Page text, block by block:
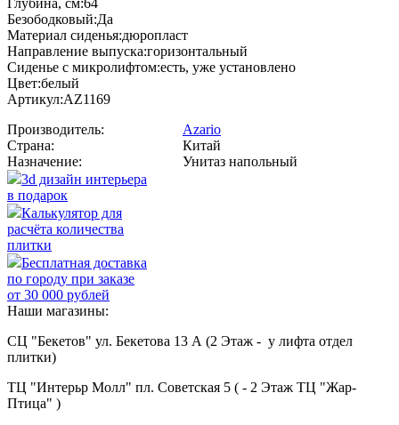
Глубина, см:64
Безободковый:Да
Материал сиденья:дюропласт
Направление выпуска:горизонтальный
Сиденье с микролифтом:есть, уже установлено
Цвет:белый
Артикул:AZ1169
Производитель:
Azario
Страна:
Китай
Назначение:
Унитаз напольный
3d дизайн интерьера
в подарок
Калькулятор для
расчёта количества
плитки
Бесплатная доставка
по городу при заказе
от 30 000 рублей
Наши магазины:
СЦ "Бекетов" ул. Бекетова 13 А (2 Этаж - у лифта отдел
плитки)
ТЦ "Интерьр Молл" пл. Советская 5 ( - 2 Этаж ТЦ "Жар-
Птица" )